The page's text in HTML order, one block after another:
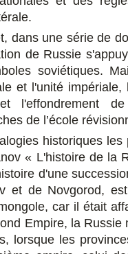
dans une série de
de Russie
soviétiques.
et l'unité
l'effondrement
de l’école
historiques
« L'histoire de la
d'une
et de Novgorod,
car il était
Empire, la
lorsque les